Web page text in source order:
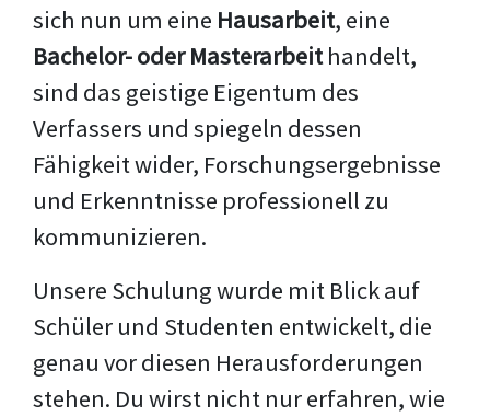
sich nun um eine Hausarbeit, eine
Bachelor- oder Masterarbeithandelt,
sind das geistige Eigentum des
Verfassers und spiegeln dessen
Fähigkeit wider, Forschungsergebnisse
und Erkenntnisse professionell zu
kommunizieren.
Unsere Schulung wurde mit Blick auf
Schüler und Studenten entwickelt, die
genau vor diesen Herausforderungen
stehen. Du wirst nicht nur erfahren, wie